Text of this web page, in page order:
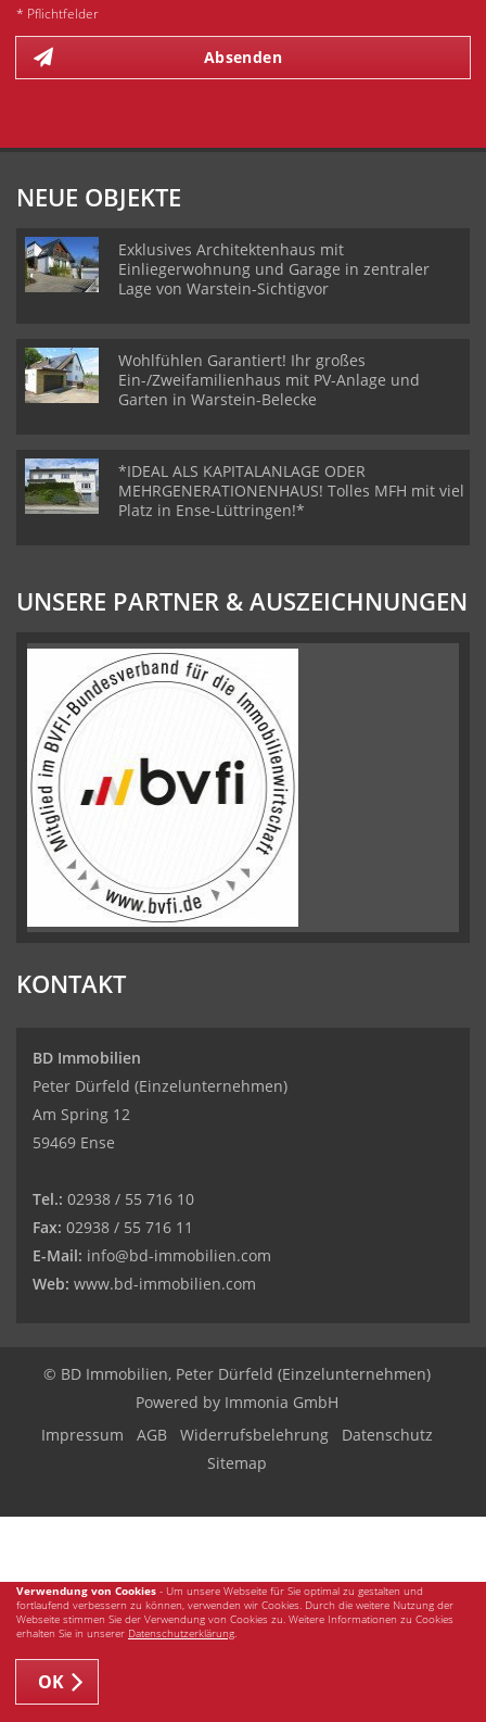
* Pflichtfelder
Absenden
Verwendung von Cookies - Um unsere Webseite für Sie optimal zu gestalten und
fortlaufend verbessern zu können, verwenden wir Cookies. Durch die weitere Nutzung der
Webseite stimmen Sie der Verwendung von Cookies zu. Weitere Informationen zu Cookies
erhalten Sie in unserer Datenschutzerklärung.
OK
NEUE OBJEKTE
Exklusives Architektenhaus mit
Einliegerwohnung und Garage in zentraler
Lage von Warstein-Sichtigvor
Wohlfühlen Garantiert! Ihr großes
Ein-/Zweifamilienhaus mit PV-Anlage und
Garten in Warstein-Belecke
*IDEAL ALS KAPITALANLAGE ODER
MEHRGENERATIONENHAUS! Tolles MFH mit viel
Platz in Ense-Lüttringen!*
UNSERE PARTNER & AUSZEICHNUNGEN
KONTAKT
BD Immobilien
Peter Dürfeld (Einzelunternehmen)
Am Spring 12
59469 Ense
Tel.: 02938 / 55 716 10
Fax: 02938 / 55 716 11
E-Mail: info@bd-immobilien.com
Web: www.bd-immobilien.com
© BD Immobilien, Peter Dürfeld (Einzelunternehmen)
Powered by Immonia GmbH
Impressum
AGB Widerrufsbelehrung
Datenschutz
Sitemap